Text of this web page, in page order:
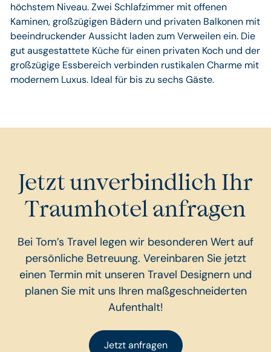
höchstem Niveau. Zwei Schlafzimmer mit offenen
Kaminen, großzügigen Bädern und privaten Balkonen mit
beeindruckender Aussicht laden zum Verweilen ein. Die
gut ausgestattete Küche für einen privaten Koch und der
großzügige Essbereich verbinden rustikalen Charme mit
modernem Luxus. Ideal für bis zu sechs Gäste.
Jetzt unverbindlich Ihr
Traumhotel anfragen
Bei Tom’s Travel legen wir besonderen Wert auf
persönliche Betreuung. Vereinbaren Sie jetzt
einen Termin mit unseren Travel Designern und
planen Sie mit uns Ihren maßgeschneiderten
Aufenthalt!
Jetzt anfragen